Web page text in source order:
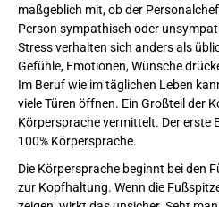
maßgeblich mit, ob der
Person sympathisch oder
Stress verhalten sich anders als
Gefühle, Emotionen, Wünsche
Im Beruf wie im täglichen Leben
viele Türen öffnen. Ein Großteil der
Körpersprache vermittelt. Der erste
100% Körpersprache.
Die Körpersprache beginnt bei den
zur Kopfhaltung. Wenn die